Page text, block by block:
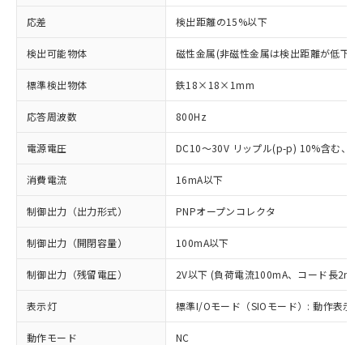
応差 検出距離の15%以下
検出可能物体 磁性金属(非磁性金属は検出距離が低下し
標準検出物体 鉄18×18×1mm
応答周波数 800Hz
電源電圧 DC10～30V リップル(p-p) 10%含む、
消費電流 16mA以下
制御出力（出力形式） PNPオープンコレクタ
制御出力（開閉容量） 100mA以下
制御出力（残留電圧） 2V以下 (負荷電流100mA、コード長2m
表示灯 標準I/Oモード（SIOモード）: 動作表示
動作モード NC